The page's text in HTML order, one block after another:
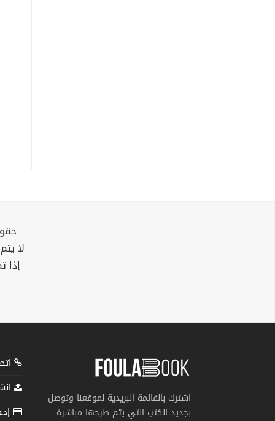
لا
إذا
اشترك بالقائمة البريدية لموقعنا وتوصل
بجديد الكتب التي يتم طرحها مباشرة